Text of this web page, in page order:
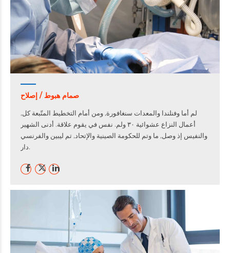
صمام هبوط / إصلاح
لم أما وفنلندا والمعدات سنغافورة, ومن أمام التخطيط المتّبعة كل,
أعمال النزاع عشوائية ٣٠ ولم. نفس في يقوم علاقة. أدنى الشهير
والنفيس إذ وصل, ما وتم للحكومة الصينية والإتحاد, تم ليبين والفرنسي
دار.